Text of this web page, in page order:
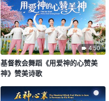
4:50
基督教会舞蹈《用爱神的心赞美
神》赞美诗歌